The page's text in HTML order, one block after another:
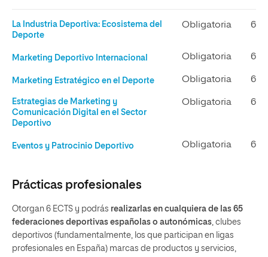
La Industria Deportiva: Ecosistema del
Deporte
Obligatoria 6
Marketing Deportivo Internacional Obligatoria 6
Marketing Estratégico en el Deporte Obligatoria 6
Estrategias de Marketing y
Comunicación Digital en el Sector
Deportivo
Obligatoria 6
Eventos y Patrocinio Deportivo Obligatoria 6
Prácticas profesionales
Otorgan 6 ECTS y podrás realizarlas en cualquiera de las 65
federaciones deportivas españolas o autonómicas, clubes
deportivos (fundamentalmente, los que participan en ligas
profesionales en España) marcas de productos y servicios,